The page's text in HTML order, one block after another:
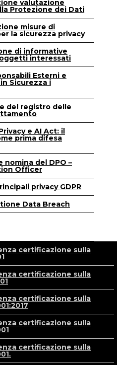
valutazione
Protezione dei Dati
misure di
la sicurezza privacy
di informative
interessati
Esterni e
Sicurezza i
del registro delle
e AI Act: il
prima difesa
nomina del DPO –
Officer
privacy GDPR
Data Breach
certificazione sulla
certificazione sulla
certificazione sulla
certificazione sulla
certificazione sulla